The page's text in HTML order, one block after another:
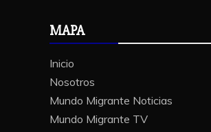
MAPA
Inicio
Nosotros
Mundo Migrante Noticias
Mundo Migrante TV